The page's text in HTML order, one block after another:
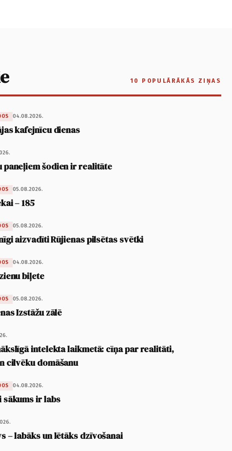
10 POPULĀRĀKĀS ZIŅAS
04.08.2026.
kafejnīcu dienas
paneļiem šodien ir realitāte
05.08.2026.
– 185
05.08.2026.
aizvadīti Rūjienas pilsētas svētki
04.08.2026.
biļete
05.08.2026.
Izstāžu zālē
intelekta laikmetā: cīņa par realitāti,
cilvēku domāšanu
04.08.2026.
sākums ir labs
– labāks un lētāks dzīvošanai